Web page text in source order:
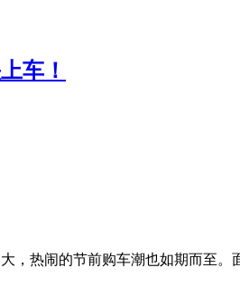
车！
，热闹的节前购车潮也如期而至